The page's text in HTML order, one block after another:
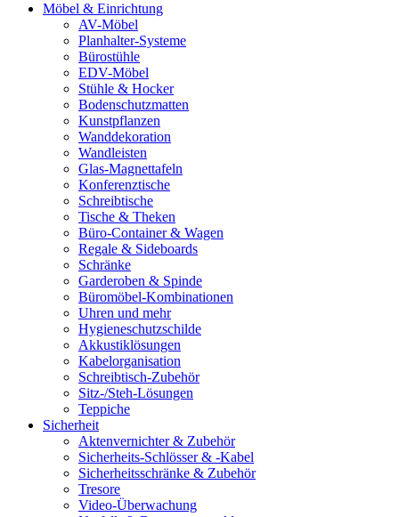
Möbel & Einrichtung
AV-Möbel
Planhalter-Systeme
Bürostühle
EDV-Möbel
Stühle & Hocker
Bodenschutzmatten
Kunstpflanzen
Wanddekoration
Wandleisten
Glas-Magnettafeln
Konferenztische
Schreibtische
Tische & Theken
Büro-Container & Wagen
Regale & Sideboards
Schränke
Garderoben & Spinde
Büromöbel-Kombinationen
Uhren und mehr
Hygieneschutzschilde
Akkustiklösungen
Kabelorganisation
Schreibtisch-Zubehör
Sitz-/Steh-Lösungen
Teppiche
Sicherheit
Aktenvernichter & Zubehör
Sicherheits-Schlösser & -Kabel
Sicherheitsschränke & Zubehör
Tresore
Video-Überwachung